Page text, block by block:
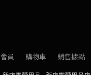
會員 購物車 銷售據點